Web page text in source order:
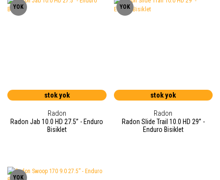
YOK
stok yok
Radon
Radon Jab 10.0 HD 27.5” - Enduro
Bisiklet
YOK
stok yok
Radon
Radon Slide Trail 10.0 HD 29” -
Enduro Bisiklet
YOK